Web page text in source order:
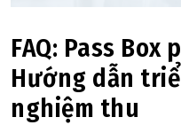
FAQ: Pass Box
Hướng dẫn
nghiệm thu